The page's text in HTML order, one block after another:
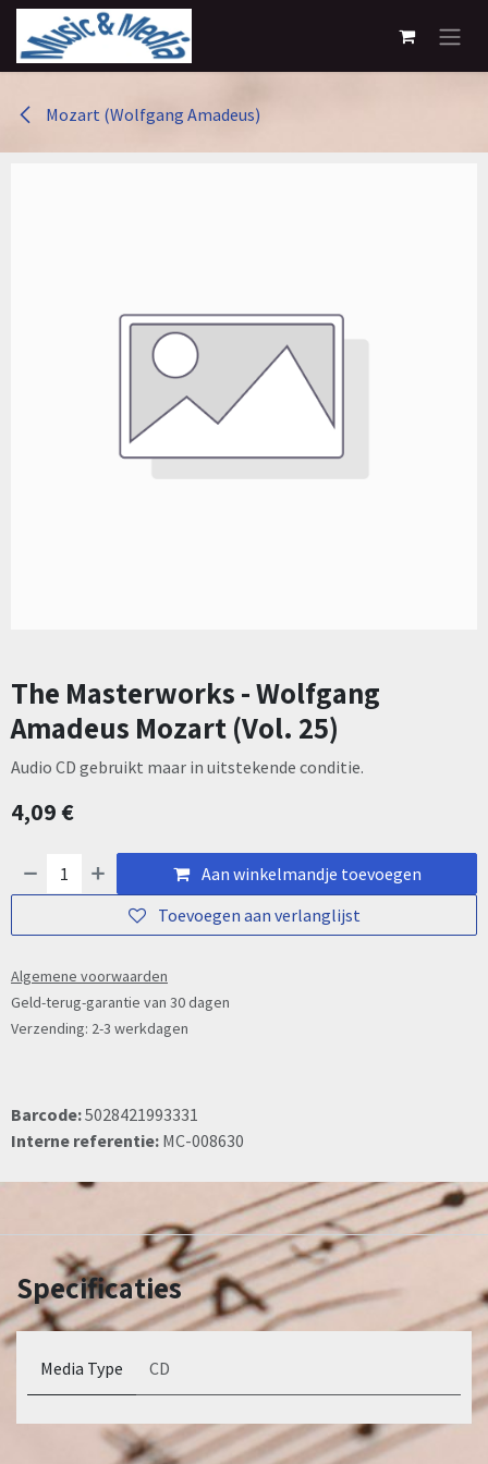
Overslaan naar inhoud
Mozart (Wolfgang Amadeus)
The Masterworks - Wolfgang
Amadeus Mozart (Vol. 25)
Audio CD gebruikt maar in uitstekende conditie.
4,09€
Aan winkelmandje toevoegen
Toevoegen aan verlanglijst
Algemene voorwaarden
Geld-terug-garantie van 30 dagen
Verzending: 2-3 werkdagen
Barcode:5028421993331
Interne referentie: MC-008630
Specificaties
Media Type CD